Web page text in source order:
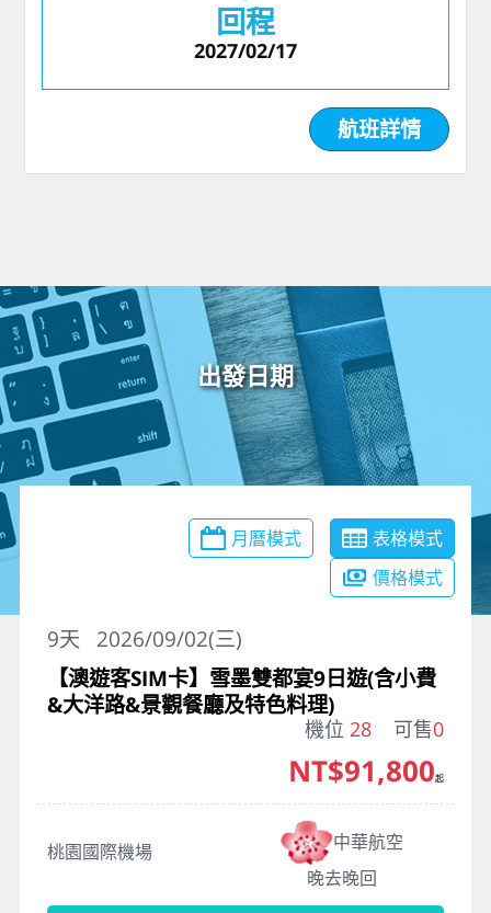
回程
2027/02/17
航班詳情
出發日期
月曆模式
表格模式
價格模式
2026/09/02(三)
9天
【澳遊客SIM卡】雪墨雙都宴9日遊(含小費
&大洋路&景觀餐廳及特色料理)
機位 28 可售0
桃園國際機場
中華航空
晚去晚回
NT$91,800起